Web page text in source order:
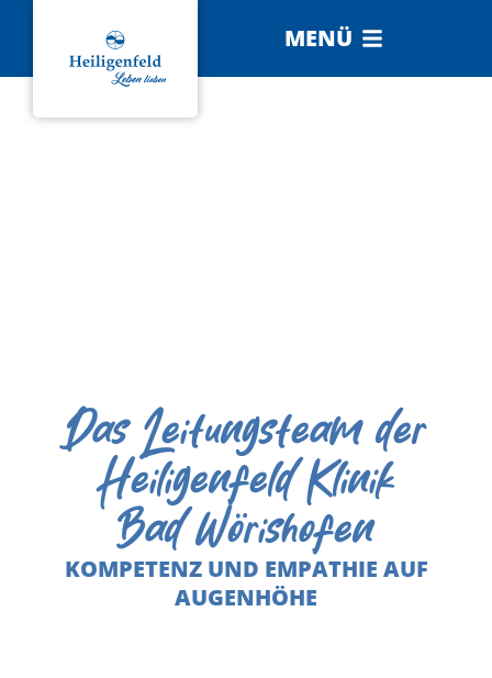
MENÜ
Das Leitungsteam der
Heiligenfeld Klinik
Bad Wörishofen
KOMPETENZ UND EMPATHIE AUF
AUGENHÖHE